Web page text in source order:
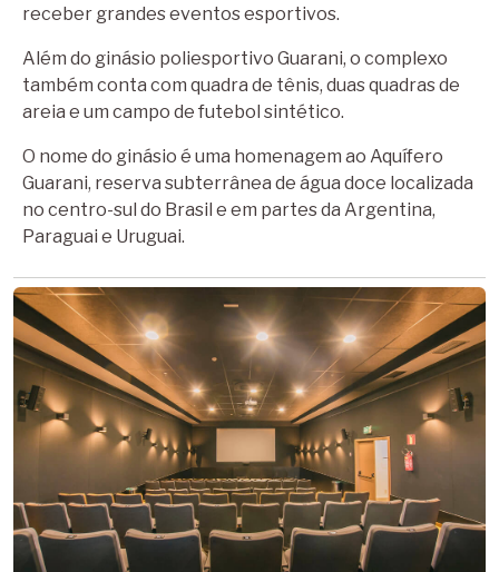
receber grandes eventos esportivos.
Além do ginásio poliesportivo Guarani, o complexo
também conta com quadra de tênis, duas quadras de
areia e um campo de futebol sintético.
O nome do ginásio é uma homenagem ao Aquífero
Guarani, reserva subterrânea de água doce localizada
no centro-sul do Brasil e em partes da Argentina,
Paraguai e Uruguai.